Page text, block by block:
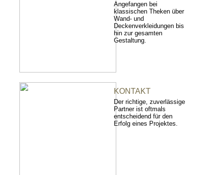
Angefangen bei
klassischen Theken über
Wand- und
Deckenverkleidungen bis
hin zur gesamten
Gestaltung.
KONTAKT
Der richtige, zuverlässige
Partner ist oftmals
entscheidend für den
Erfolg eines Projektes.